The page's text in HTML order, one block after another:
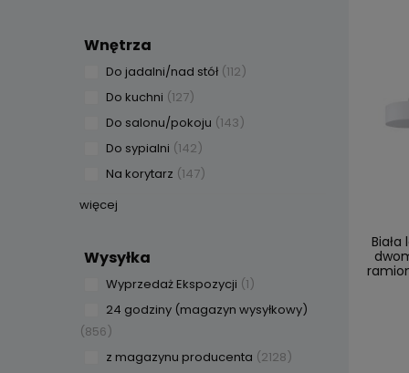
Wnętrza
Do jadalni/nad stół (112)
Do kuchni (127)
Do salonu/pokoju (143)
Do sypialni (142)
Na korytarz (147)
więcej
Wysyłka
Wyprzedaż Ekspozycji (1)
24 godziny (magazyn wysyłkowy)
(856)
z magazynu producenta (2128)